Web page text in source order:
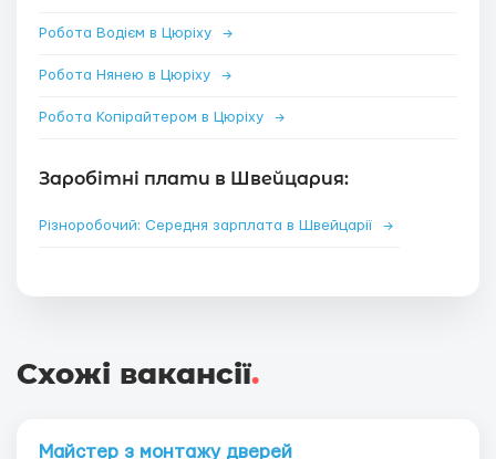
Робота Водієм в Цюріху →
Робота Нянею в Цюріху →
Робота Копірайтером в Цюріху →
Заробітні плати в Швейцария:
Різноробочий: Середня зарплата в Швейцарії →
Схожі вакансії.
Майстер з монтажу дверей